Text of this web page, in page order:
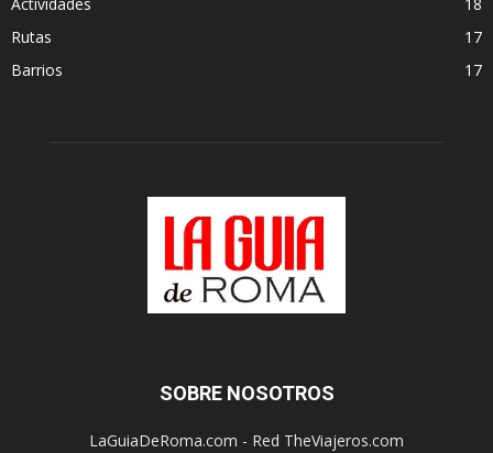
Rutas
17
Barrios
17
SOBRE NOSOTROS
LaGuiaDeRoma.com - Red TheViajeros.com